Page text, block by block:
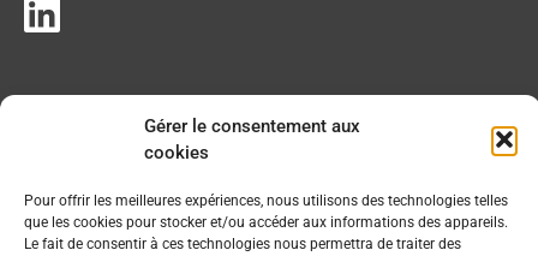
Gérer le consentement aux
cookies
Pour offrir les meilleures expériences, nous utilisons des technologies telles
que les cookies pour stocker et/ou accéder aux informations des appareils.
Le fait de consentir à ces technologies nous permettra de traiter des